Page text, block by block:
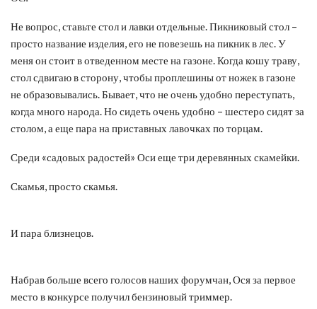
Не вопрос, ставьте стол и лавки отдельные. Пикниковый стол –
просто название изделия, его не повезешь на пикник в лес. У
меня он стоит в отведенном месте на газоне. Когда кошу траву,
стол сдвигаю в сторону, чтобы проплешины от ножек в газоне
не образовывались. Бывает, что не очень удобно переступать,
когда много народа. Но сидеть очень удобно – шестеро сидят за
столом, а еще пара на приставных лавочках по торцам.
Среди «садовых радостей» Оси еще три деревянных скамейки.
Скамья, просто скамья.
И пара близнецов.
Набрав больше всего голосов наших форумчан, Ося за первое
место в конкурсе получил бензиновый триммер.